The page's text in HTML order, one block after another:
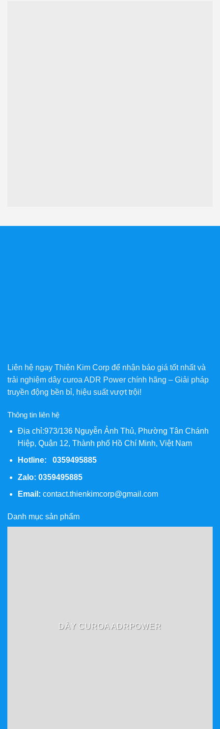
Liên hệ ngay Thiên Kim Corp để nhận báo giá tốt nhất và
trải nghiệm dây curoa ADR Power chính hãng – Giải pháp
truyền động bền bỉ, hiệu suất vượt trội!
Thông tin liên hệ
Địa chỉ:973/136 Nguyễn Ảnh Thủ, Phường Tân Chánh
Hiệp, Quận 12, Thành phố Hồ Chí Minh, Việt Nam
Hotline: 0359495885
Zalo: 0359495885
Email: contact.thienkimcorp@gmail.com
Danh mục sản phẩm
DÂY CUROA ADRPOWER